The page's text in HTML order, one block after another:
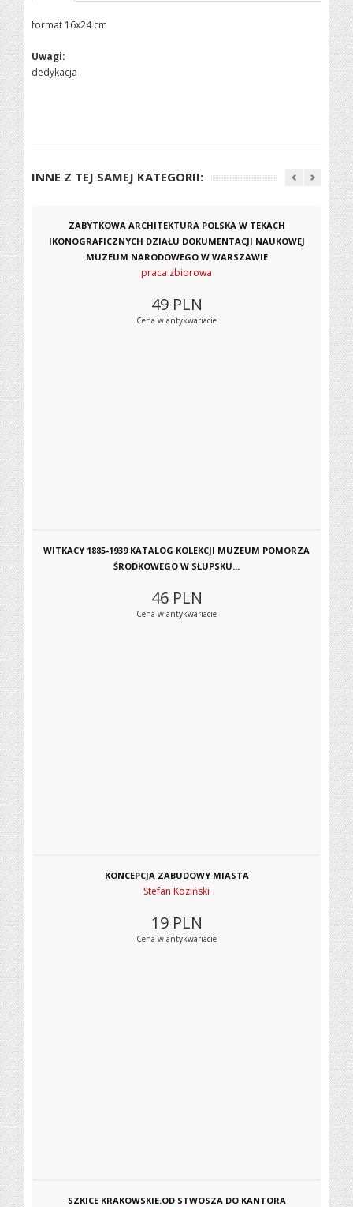
format 16x24 cm
Uwagi:
dedykacja
INNE Z TEJ SAMEJ KATEGORII:
ZABYTKOWA ARCHITEKTURA POLSKA W TEKACH
IKONOGRAFICZNYCH DZIAŁU DOKUMENTACJI NAUKOWEJ
MUZEUM NARODOWEGO W WARSZAWIE
praca zbiorowa
49 PLN
Cena w antykwariacie
WITKACY 1885-1939 KATALOG KOLEKCJI MUZEUM POMORZA
ŚRODKOWEGO W SŁUPSKU...
46 PLN
Cena w antykwariacie
KONCEPCJA ZABUDOWY MIASTA
Stefan Koziński
19 PLN
Cena w antykwariacie
SZKICE KRAKOWSKIE.OD STWOSZA DO KANTORA